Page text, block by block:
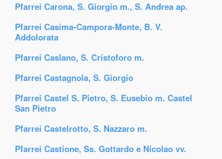
Pfarrei Carona, S. Giorgio m., S. Andrea ap.
Pfarrei Casima-Campora-Monte, B. V.
Addolorata
Pfarrei Caslano, S. Cristoforo m.
Pfarrei Castagnola, S. Giorgio
Pfarrei Castel S. Pietro, S. Eusebio m. Castel
San Pietro
Pfarrei Castelrotto, S. Nazzaro m.
Pfarrei Castione, Ss. Gottardo e Nicolao vv.